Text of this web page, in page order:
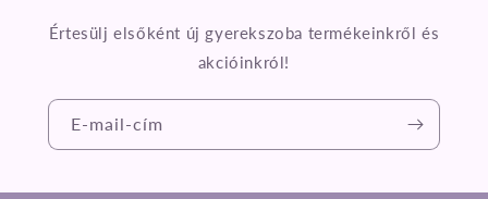
Értesülj elsőként új gyerekszoba termékeinkről és
akcióinkról!
E-mail-cím